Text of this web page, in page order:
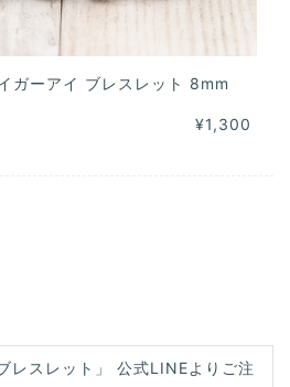
ーアイ ブレスレット 8mm
¥1,300
レスレット」 公式LINEよりご注